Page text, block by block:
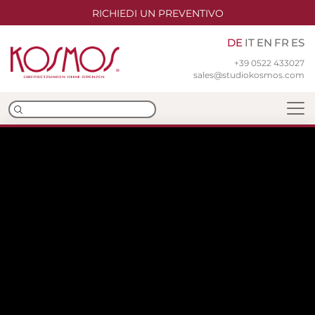
RICHIEDI UN PREVENTIVO
+39 0522 433027
sales@studiokosmos.com
DE IT EN FR ES